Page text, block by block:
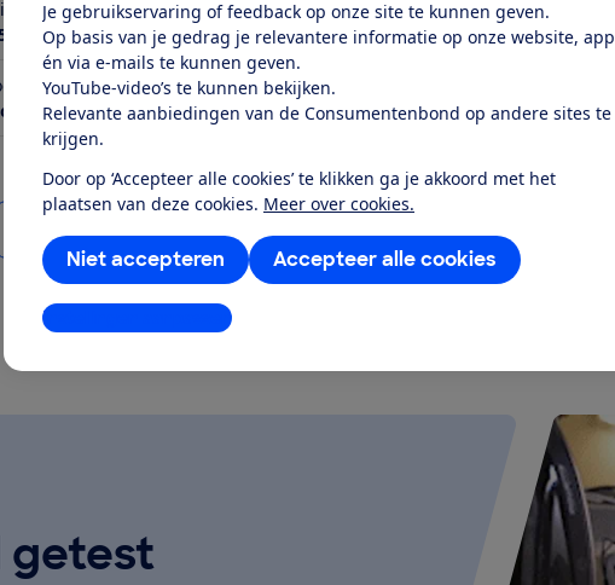
Je gebruikservaring of feedback op onze site te kunnen geven.
Op basis van je gedrag je relevantere informatie op onze website, app
én via e-mails te kunnen geven.
YouTube-video’s te kunnen bekijken.
Relevante aanbiedingen van de Consumentenbond op andere sites te
krijgen.
Door op ‘Accepteer alle cookies’ te klikken ga je akkoord met het
plaatsen van deze cookies. Meer over cookies.
Accepteer alle cookies
Niet accepteren
Instellingen aanpassen
Prijs
€ 59,95
Stoomstrijkijzer
getest